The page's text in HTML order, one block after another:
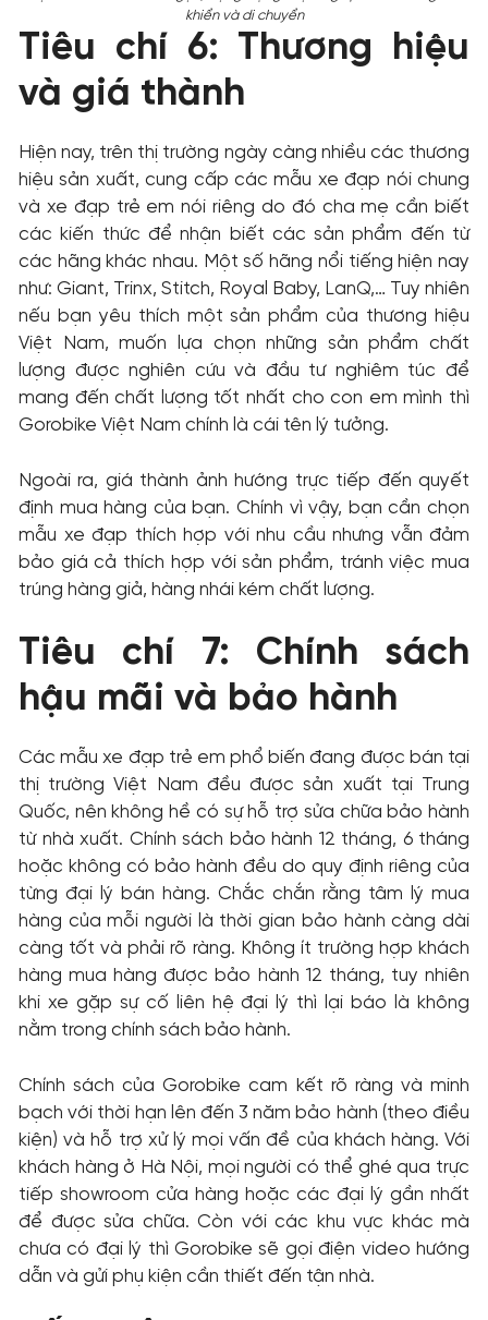
khiển và di chuyển
Tiêu chí 6: Thương hiệu
và giá thành
Hiện nay, trên thị trường ngày càng nhiều các thương
hiệu sản xuất, cung cấp các mẫu xe đạp nói chung
và xe đạp trẻ em nói riêng do đó cha mẹ cần biết
các kiến thức để nhận biết các sản phẩm đến từ
các hãng khác nhau. Một số hãng nổi tiếng hiện nay
như: Giant, Trinx, Stitch, Royal Baby, LanQ,… Tuy nhiên
nếu bạn yêu thích một sản phẩm của thương hiệu
Việt Nam, muốn lựa chọn những sản phẩm chất
lượng được nghiên cứu và đầu tư nghiêm túc để
mang đến chất lượng tốt nhất cho con em mình thì
Gorobike Việt Nam chính là cái tên lý tưởng.
Ngoài ra, giá thành ảnh hướng trực tiếp đến quyết
định mua hàng của bạn. Chính vì vậy, bạn cần chọn
mẫu xe đạp thích hợp với nhu cầu nhưng vẫn đảm
bảo giá cả thích hợp với sản phẩm, tránh việc mua
trúng hàng giả, hàng nhái kém chất lượng.
Tiêu chí 7: Chính sách
hậu mãi và bảo hành
Các mẫu xe đạp trẻ em phổ biến đang được bán tại
thị trường Việt Nam đều được sản xuất tại Trung
Quốc, nên không hề có sự hỗ trợ sửa chữa bảo hành
từ nhà xuất. Chính sách bảo hành 12 tháng, 6 tháng
hoặc không có bảo hành đều do quy định riêng của
từng đại lý bán hàng. Chắc chắn rằng tâm lý mua
hàng của mỗi người là thời gian bảo hành càng dài
càng tốt và phải rõ ràng. Không ít trường hợp khách
hàng mua hàng được bảo hành 12 tháng, tuy nhiên
khi xe gặp sự cố liên hệ đại lý thì lại báo là không
nằm trong chính sách bảo hành.
Chính sách của Gorobike cam kết rõ ràng và minh
bạch với thời hạn lên đến 3 năm bảo hành (theo điều
kiện) và hỗ trợ xử lý mọi vấn đề của khách hàng. Với
khách hàng ở Hà Nội, mọi người có thể ghé qua trực
tiếp showroom cửa hàng hoặc các đại lý gần nhất
để được sửa chữa. Còn với các khu vực khác mà
chưa có đại lý thì Gorobike sẽ gọi điện video hướng
dẫn và gửi phụ kiện cần thiết đến tận nhà.